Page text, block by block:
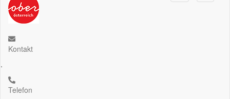
Kontakt
.
Telefon